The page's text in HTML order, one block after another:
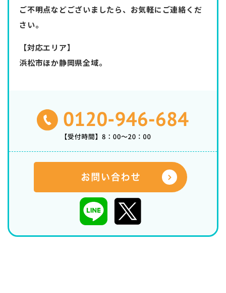
ご不明点などございましたら、お気軽にご連絡くだ
さい。
【対応エリア】
浜松市ほか静岡県全域。